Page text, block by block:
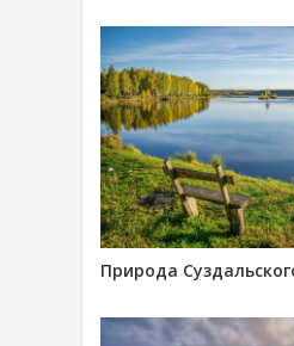
Природа